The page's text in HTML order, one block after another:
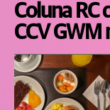
Coluna RC
CCV